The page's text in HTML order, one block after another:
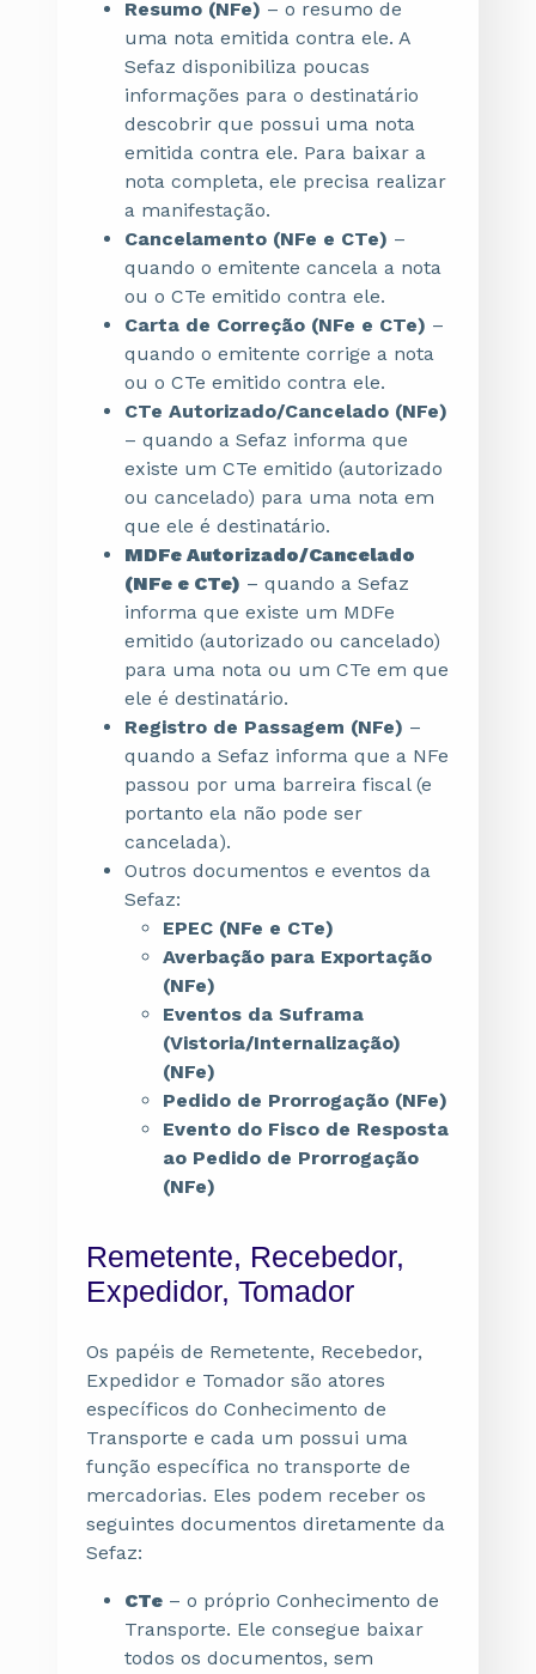
Resumo (NFe) – o resumo de
uma nota emitida contra ele. A
Sefaz disponibiliza poucas
informações para o destinatário
descobrir que possui uma nota
emitida contra ele. Para baixar a
nota completa, ele precisa realizar
a manifestação.
Cancelamento (NFe e CTe) –
quando o emitente cancela a nota
ou o CTe emitido contra ele.
Carta de Correção (NFe e CTe) –
quando o emitente corrige a nota
ou o CTe emitido contra ele.
CTe Autorizado/Cancelado (NFe)
– quando a Sefaz informa que
existe um CTe emitido (autorizado
ou cancelado) para uma nota em
que ele é destinatário.
MDFe Autorizado/Cancelado
(NFe e CTe) – quando a Sefaz
informa que existe um MDFe
emitido (autorizado ou cancelado)
para uma nota ou um CTe em que
ele é destinatário.
Registro de Passagem (NFe) –
quando a Sefaz informa que a NFe
passou por uma barreira fiscal (e
portanto ela não pode ser
cancelada).
Outros documentos e eventos da
Sefaz:
EPEC (NFe e CTe)
Averbação para Exportação
(NFe)
Eventos da Suframa
(Vistoria/Internalização)
(NFe)
Pedido de Prorrogação (NFe)
Evento do Fisco de Resposta
ao Pedido de Prorrogação
(NFe)
Remetente, Recebedor,
Expedidor, Tomador
Os papéis de Remetente, Recebedor,
Expedidor e Tomador são atores
específicos do Conhecimento de
Transporte e cada um possui uma
função específica no transporte de
mercadorias. Eles podem receber os
seguintes documentos diretamente da
Sefaz:
CTe – o próprio Conhecimento de
Transporte. Ele consegue baixar
todos os documentos, sem